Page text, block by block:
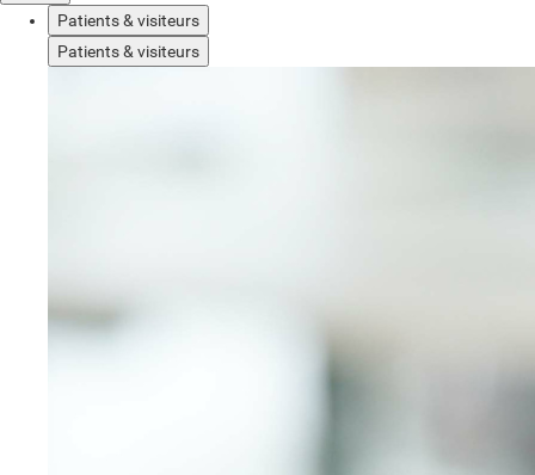
Patients & visiteurs
Patients & visiteurs